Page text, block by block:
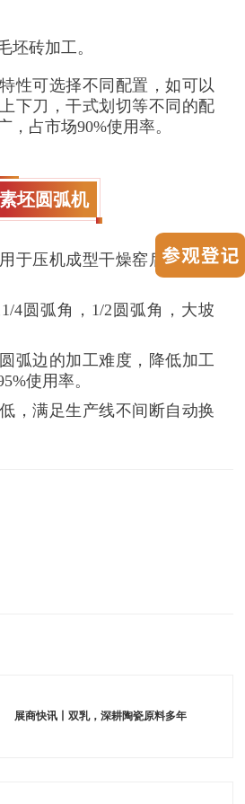
展商快讯丨双乳，深耕陶瓷原料多年
坯砖加工。
性可选择不同配置，如可以
下刀，干式划切等不同的配
，占市场90%使用率。
素坯圆弧机
于压机成型干燥窑后的素坯
4圆弧角，1/2圆弧角，大坡
弧边的加工难度，降低加工
使用率。
，满足生产线不间断自动换